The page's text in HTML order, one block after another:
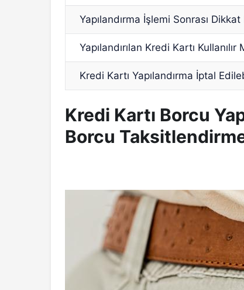
Yapılandırma İşlemi Sonrası
Yapılandırılan Kredi Kartı Kullanılır
Kredi Kartı Yapılandırma İptal
Kredi Kartı Borcu
Borcu